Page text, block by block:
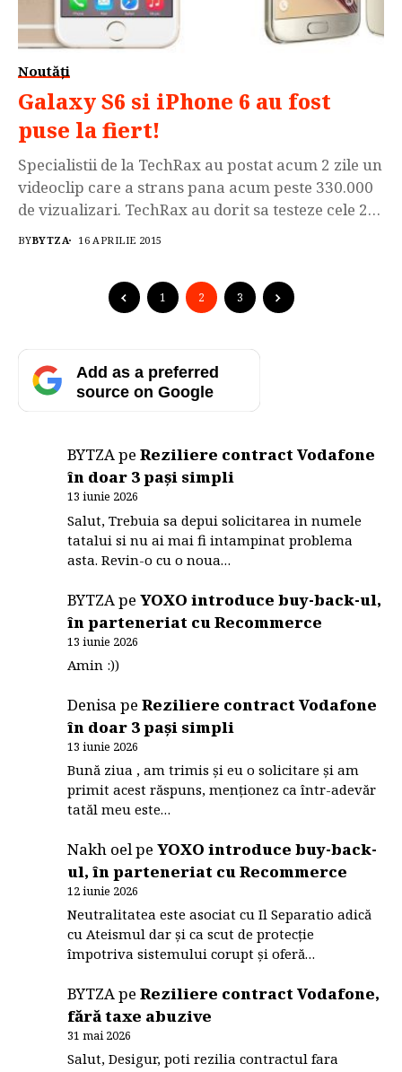
Noutăți
Galaxy S6 si iPhone 6 au fost
puse la fiert!
Specialistii de la TechRax au postat acum 2 zile un
videoclip care a strans pana acum peste 330.000
de vizualizari. TechRax au dorit sa testeze cele 2
flagship-uri intr-un mod inedit asa ca sau gandit
conditii extreme. Cei de la
TechRax sunt recunoscuti pentru realizarea unor
BYBYTZA 16 APRILIE 2015
1 2 3
Add as a preferred
source on Google
BYTZApeReziliere contract Vodafone
în doar 3 pași simpli
13 iunie 2026
Salut, Trebuia sa depui solicitarea in numele
tatalui si nu ai mai fi intampinat problema
asta. Revin-o cu o noua…
BYTZApeYOXO introduce buy-back-ul,
în parteneriat cu Recommerce
13 iunie 2026
Amin :))
DenisapeReziliere contract Vodafone
în doar 3 pași simpli
13 iunie 2026
Bună ziua , am trimis și eu o solicitare și am
primit acest răspuns, menționez ca într-adevăr
tatăl meu este…
Nakh oelpeYOXO introduce buy-back-
ul, în parteneriat cu Recommerce
12 iunie 2026
Neutralitatea este asociat cu Il Separatio adică
cu Ateismul dar și ca scut de protecție
împotriva sistemului corupt și oferă…
BYTZApeReziliere contract Vodafone,
fără taxe abuzive
31 mai 2026
Salut, Desigur, poti rezilia contractul fara